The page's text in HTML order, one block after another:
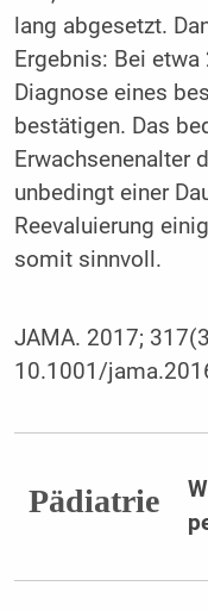
lang abgesetzt.
Ergebnis: Bei
Diagnose eines
bestätigen. Das
Erwachsenenalter
unbedingt einer
Reevaluierung
somit sinnvoll.
JAMA. 2017;
10.1001/
Pädiatrie